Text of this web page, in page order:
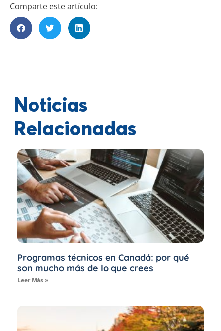
Comparte este artículo:
Noticias
Relacionadas
Programas técnicos en Canadá: por qué
son mucho más de lo que crees
Leer Más »